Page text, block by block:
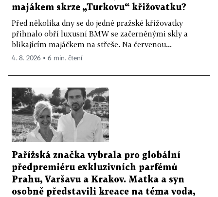
majákem skrze „Turkovu“ křižovatku?
Před několika dny se do jedné pražské křižovatky
přihnalo obří luxusní BMW se začerněnými skly a
blikajícím majáčkem na střeše. Na červenou...
4. 8. 2026 ▪ 6 min. čtení
Pařížská značka vybrala pro globální
předpremiéru exkluzivních parfémů
Prahu, Varšavu a Krakov. Matka a syn
osobně představili kreace na téma voda,